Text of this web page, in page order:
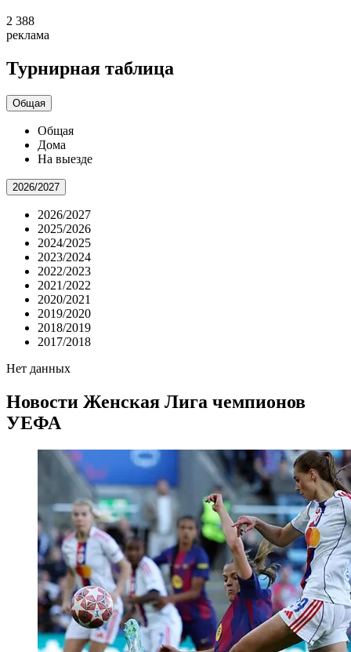
2 388
реклама
Турнирная таблица
Общая
Общая
Дома
На выезде
2026/2027
2026/2027
2025/2026
2024/2025
2023/2024
2022/2023
2021/2022
2020/2021
2019/2020
2018/2019
2017/2018
Нет данных
Новости Женская Лига чемпионов
УЕФА